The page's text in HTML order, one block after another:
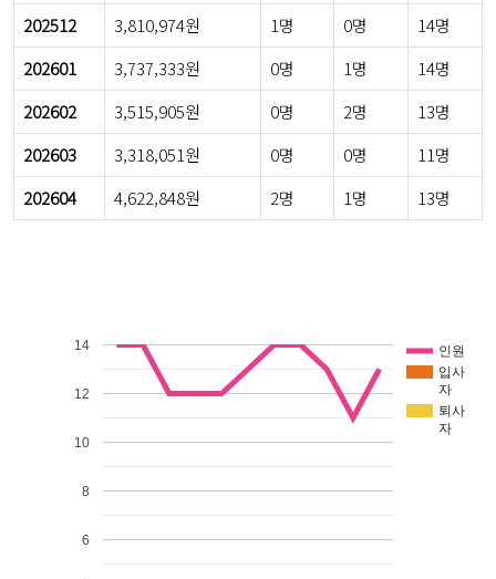
202512
3,810,974원 1명 0명
14명
202601
3,737,333원 0명 1명
14명
202602
3,515,905원 0명 2명
13명
202603
3,318,051원 0명 0명
11명
202604
4,622,848원 2명 1명 13명
인원
입사
자
퇴사
자
6
8
10
12
14